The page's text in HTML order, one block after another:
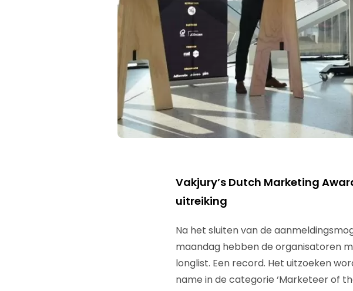
Vakjury’s Dutch Marketing
uitreiking
Na het sluiten van de
maandag hebben de organisatoren
longlist. Een record. Het uitzoeken
name in de categorie ‘Marketeer of